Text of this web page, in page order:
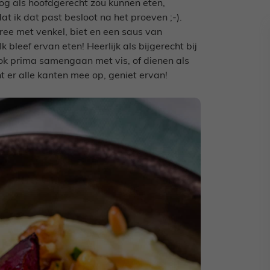
als hoofdgerecht zou kunnen eten,
ik dat past besloot na het proeven ;-).
met venkel, biet en een saus van
bleef ervan eten! Heerlijk als bijgerecht bij
prima samengaan met vis, of dienen als
er alle kanten mee op, geniet ervan!